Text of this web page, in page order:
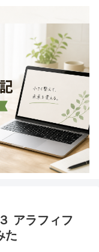
アラフィフ
た